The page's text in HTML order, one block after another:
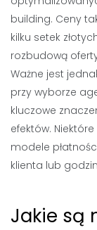
building. Ceny
kilku setek
rozbudową
Ważne jest
przy wyborze
kluczowe
efektów.
modele
klienta lub
Jakie są